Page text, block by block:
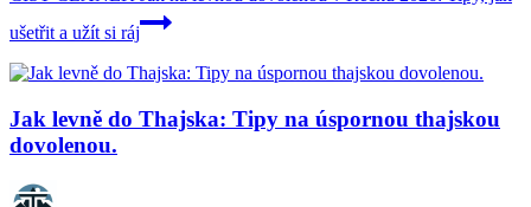
ušetřit a užít si ráj
Jak levně do Thajska: Tipy na úspornou thajskou
dovolenou.